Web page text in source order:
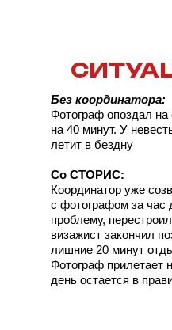
Без координатора:
Фотограф опоздал на
на 40 минут. У
летит в бездну
Со СТОРИС:
Координатор уже
с фотографом за час
проблему,
визажист закончил
лишние 20 минут
Фотограф прилетает
день остается в